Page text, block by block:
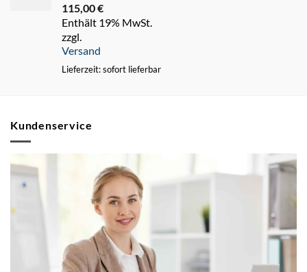
115,00€
Enthält 19% MwSt.
zzgl.
Versand
Lieferzeit: sofort lieferbar
Kundenservice